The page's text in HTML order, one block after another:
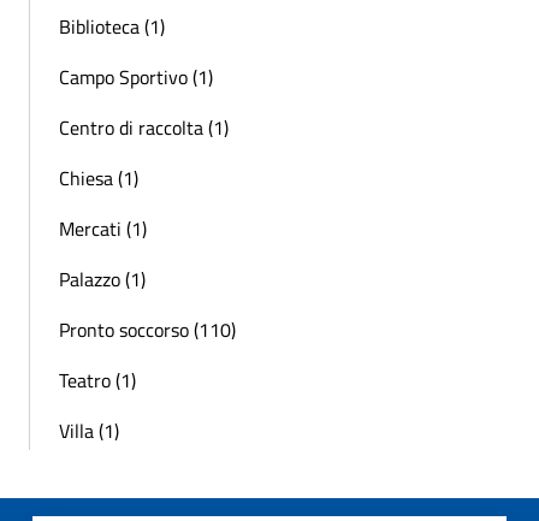
Biblioteca (1)
Campo Sportivo (1)
Centro di raccolta (1)
Chiesa (1)
Mercati (1)
Palazzo (1)
Pronto soccorso (110)
Teatro (1)
Villa (1)